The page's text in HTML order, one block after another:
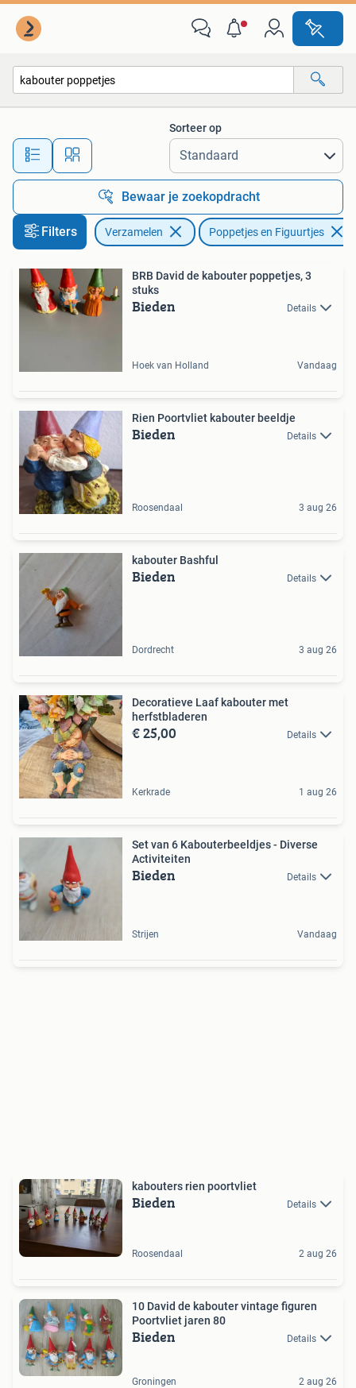
Alle afstanden…
Sorteer op
Bewaar je zoekopdracht
Filters Verzamelen Poppetjes en Figuurtjes
BRB David de kabouter poppetjes, 3
stuks
Bieden Details
Hoek van Holland Vandaag
Rien Poortvliet kabouter beeldje
Bieden Details
Roosendaal 3 aug 26
kabouter Bashful
Bieden Details
Dordrecht 3 aug 26
Decoratieve Laaf kabouter met
herfstbladeren
€ 25,00 Details
Kerkrade 1 aug 26
Set van 6 Kabouterbeeldjes - Diverse
Activiteiten
Bieden Details
Strijen Vandaag
kabouters rien poortvliet
Bieden Details
Roosendaal 2 aug 26
10 David de kabouter vintage figuren
Poortvliet jaren 80
Bieden Details
Groningen 2 aug 26